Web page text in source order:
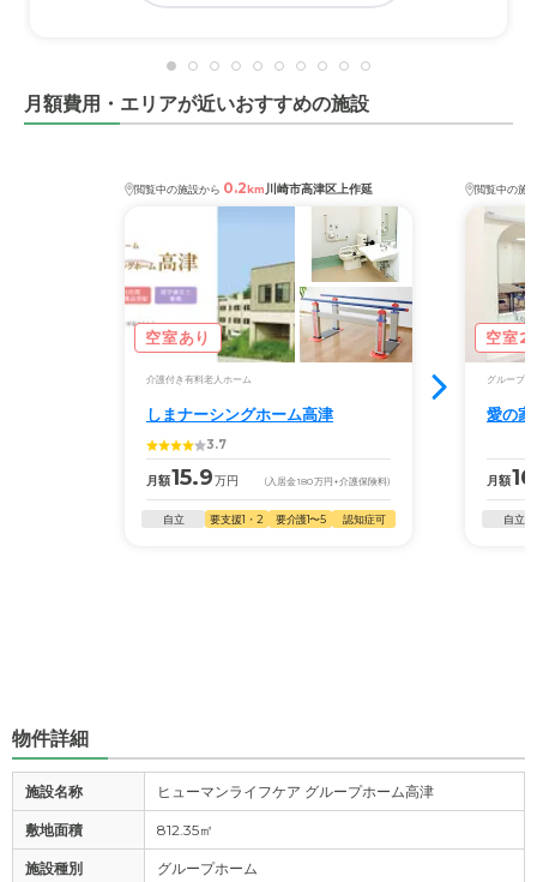
月額費用・エリアが近いおすすめの施設
閲覧中の施設から 0.2km川崎市高津区上作延
空室あり
介護付き有料老人ホーム
しまナーシングホーム高津
3.7
月額15.9万円 (入居金180万円 +介護保険料)
自立 要支援1・2 要介護1〜5 認知症可
閲覧中の施
空室2
グループホ
愛の
月額
自立
物件詳細
施設名称 ヒューマンライフケア グループホーム高津
敷地面積 812.35㎡
施設種別 グループホーム